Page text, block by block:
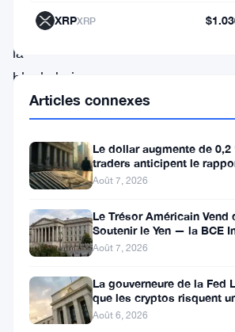
la
blockchain
une
partie
flotte.
collaboration
XRPXRP
Articles connexes
Le dollar augmente de
traders anticipent le
aux États-Unis
Août 7, 2026
Le Trésor Américain Vend
Soutenir le Yen — la BCE
Coup
Août 7, 2026
La gouverneure de la Fed
que les cryptos risquent
taux
Août 6, 2026